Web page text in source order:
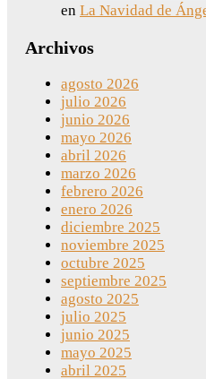
en La Navidad de
Archivos
agosto 2026
julio 2026
junio 2026
mayo 2026
abril 2026
marzo 2026
febrero 2026
enero 2026
diciembre 2025
noviembre 2025
octubre 2025
septiembre 2025
agosto 2025
julio 2025
junio 2025
mayo 2025
abril 2025